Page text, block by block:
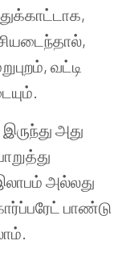
வட்டி
அது
அல்லது
பாண்டு